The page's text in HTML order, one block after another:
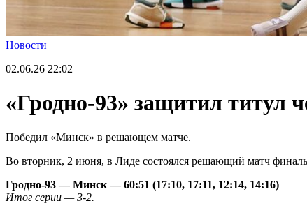
Новости
02.06.26 22:02
«Гродно-93» защитил титул
Победил «Минск» в решающем матче.
Во вторник, 2 июня, в Лиде состоялся решающий матч
Гродно-93 — Минск — 60:51 (17:10, 17:11, 12:14, 14:16)
Итог серии — 3-2.